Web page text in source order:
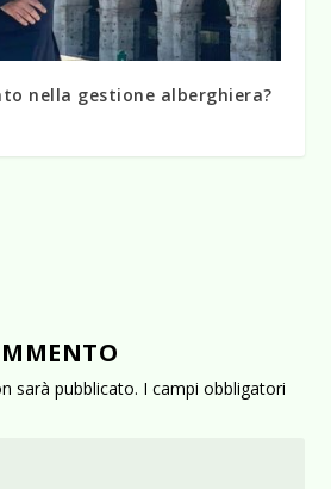
nella gestione alberghiera?
sarà pubblicato. I campi obbligatori